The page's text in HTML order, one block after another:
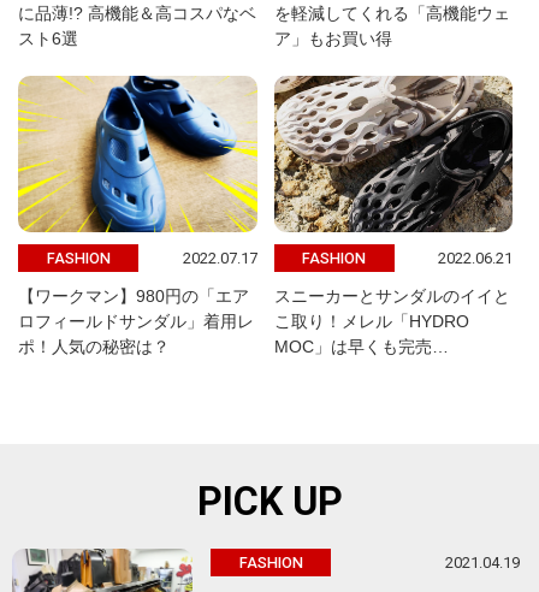
に品薄!? 高機能＆高コスパなベ
スト6選
を軽減してくれる「高機能ウェ
ア」もお買い得
FASHION 2022.07.17
【ワークマン】980円の「エア
ロフィールドサンダル」着用レ
ポ！人気の秘密は？
FASHION 2022.06.21
スニーカーとサンダルのイイと
こ取り！メレル「HYDRO
MOC」は早くも完売…
PICK UP
FASHION 2021.04.19